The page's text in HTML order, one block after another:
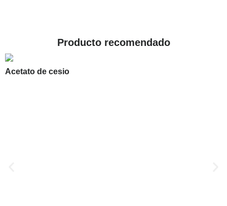
Producto recomendado
Acetato de cesio